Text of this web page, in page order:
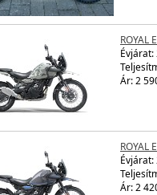
ROYAL
Évjárat:
Ár: 2
ROYAL
Évjárat:
Ár: 2